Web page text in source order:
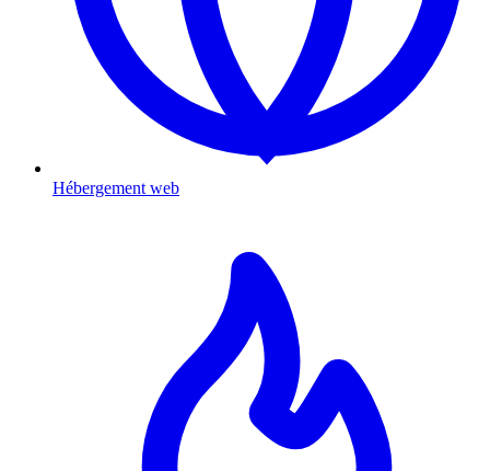
Hébergement web